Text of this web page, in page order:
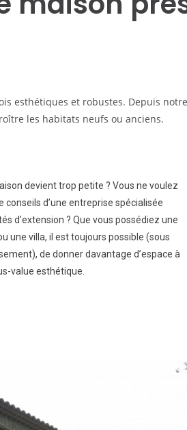
esthétiques et robustes. Depuis notre
les habitats neufs ou anciens.
devient trop petite ? Vous ne voulez
d’une entreprise spécialisée
d’extension ? Que vous possédiez une
une villa, il est toujours possible (sous
de donner davantage d’espace à
value esthétique.